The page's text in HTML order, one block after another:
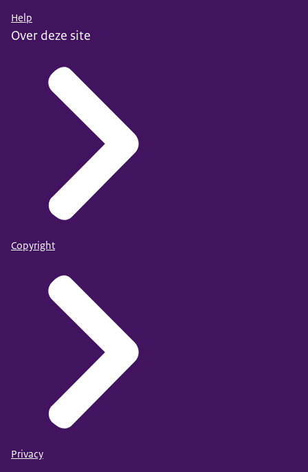
Help
Over deze site
Copyright
Privacy